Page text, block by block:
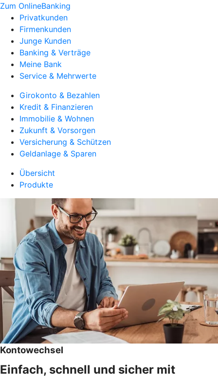
Zum OnlineBanking
Privatkunden
Firmenkunden
Junge Kunden
Banking & Verträge
Meine Bank
Service & Mehrwerte
Girokonto & Bezahlen
Kredit & Finanzieren
Immobilie & Wohnen
Zukunft & Vorsorgen
Versicherung & Schützen
Geldanlage & Sparen
Übersicht
Produkte
Kontowechsel
Einfach, schnell und sicher mit